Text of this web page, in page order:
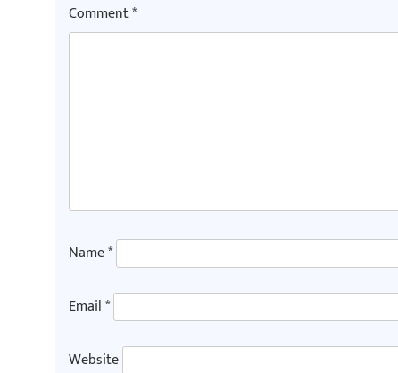
Comment*
Name*
Email*
Website